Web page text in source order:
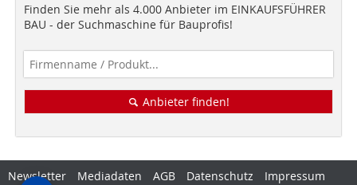
Finden Sie mehr als 4.000 Anbieter im EINKAUFSFÜHRER
BAU - der Suchmaschine für Bauprofis!
Anbieter finden!
Newsletter Mediadaten AGB Datenschutz
Impressum